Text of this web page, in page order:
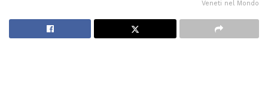
Veneti nel Mondo